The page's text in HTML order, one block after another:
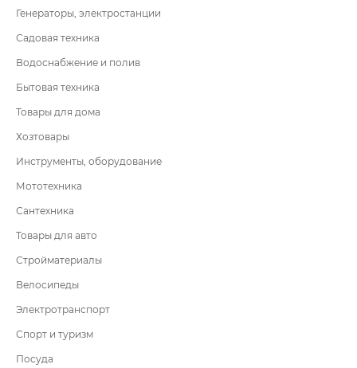
Генераторы, электростанции
Садовая техника
Водоснабжение и полив
Бытовая техника
Товары для дома
Хозтовары
Инструменты, оборудование
Мототехника
Сантехника
Товары для авто
Стройматериалы
Велосипеды
Электротранспорт
Спорт и туризм
Посуда